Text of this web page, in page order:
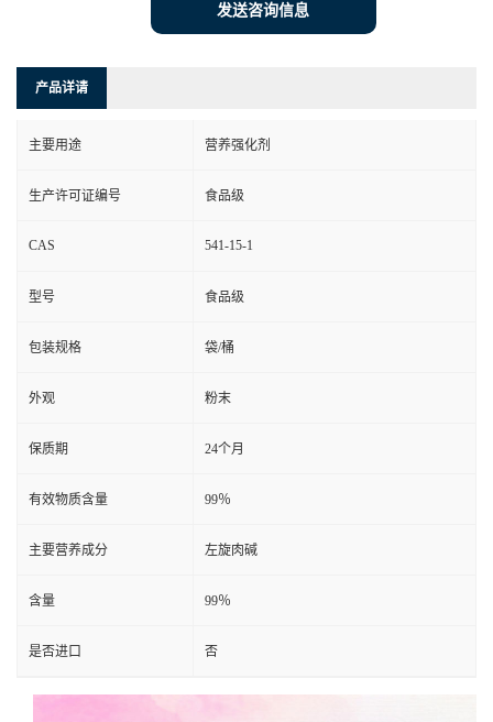
发送咨询信息
产品详请
主要用途 营养强化剂
生产许可证编号 食品级
CAS 541-15-1
型号 食品级
包装规格 袋/桶
外观 粉末
保质期 24个月
有效物质含量 99％
主要营养成分 左旋肉碱
含量 99％
是否进口 否